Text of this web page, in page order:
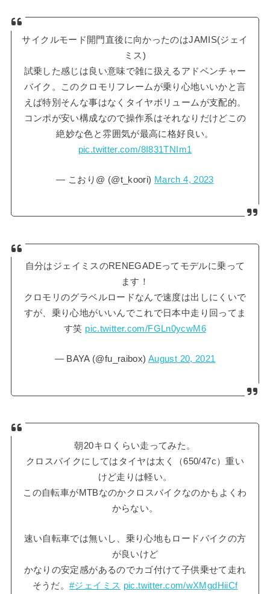
サイクルモード開門直後に向かったのはJAMIS(ジェイ
ミス)
試乗した感じは良い意味で雑に扱えるアドベンチャー
バイク。このクロモリフレームが乗り心地いいかと言
えば特別そんな事はなくタイヤボリュームが支配的。
コンポが安い構成なので操作系はそれなりだけどこの
絶妙な色と雰囲気が最高に格好良い。
pic.twitter.com/8I831TNIm1
— こおり@ (@t_koori) March 4, 2023
自分はジェイミスのRENEGADEってモデルに乗って
ます！
クロモリのグラベルロードなんで速度は出しにくいで
すが、乗り心地がいいんでこれで日本中走り回ってま
す笑 pic.twitter.com/FGLn0ycwM6
— BAYA (@fu_raibox) August 20, 2021
朝20キロくらい走ってみた。
クロスバイクにしてはタイヤは太く（650/47c）重い
けど走りは軽い。
この自転車がMTBなのかクロスバイクなのかもよくわ
からない。
速い自転車では無いし、乗り心地もロードバイクの方
が良いけど
かなりの安定感があるのでカゴ付けて子供乗せて走れ
そうだ。#ジェイミス pic.twitter.com/wXMgdHiiCf